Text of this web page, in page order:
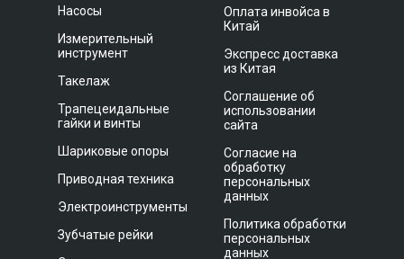
Насосы
Измерительный
инструмент
Такелаж
Трапецеидальные
гайки и винты
Шариковые опоры
Приводная техника
Электроинструменты
Зубчатые рейки
Оплата инвойса в
Китай
Экспресс доставка
из Китая
Соглашение об
использовании
сайта
Согласие на
обработку
персональных
данных
Политика обработки
персональных
данных